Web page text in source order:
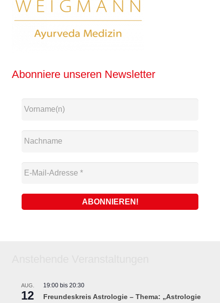
Abonniere unseren Newsletter
AUG.
12
19:00 bis 20:30
Freundeskreis Astrologie – Thema: „Astrologie